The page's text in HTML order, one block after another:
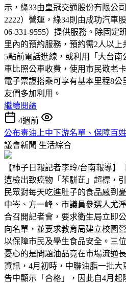
示，綠33由皇冠交通股份有限公
2222）營運，綠34則由成功汽車
06-331-9555）提供服務。除固定
里內的預約服務，預約需2人以
5點前電話進線，或利用「大台南
車比照公車收費，使用市民敬老
電子票證搭乘可享有基本里程8公
友們多加利用。
繼續閱讀
4週前
公布毒油上中下游名單、保障百
議會新聞 生活綜合
【柿子日報記者李玲/台南報導】
遭檢出致癌物「苯駢芘」超標，
民眾對每天吃進肚子的食品感到
中岑、方一峰、市議員參選人尤
合召開記者會，要求衛生局立即
向名單，並要求教育局建立校園
以保障市民及學生食品安全。三
憂心的是問題油品竟在市場流通
資訊，4月初時，中聯油脂一批
告中顯示「合格」，因此自4月